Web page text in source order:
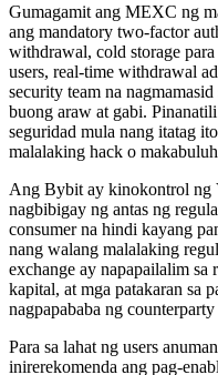
Gumagamit ang MEXC ng
ang mandatory two-factor
withdrawal, cold storage
users, real-time withdrawal
security team na
buong araw at gabi.
seguridad mula nang itatag
malalaking hack o
Ang Bybit ay kinokontrol
nagbibigay ng antas ng
consumer na hindi kayang
nang walang malalaking
exchange ay napapailalim sa
kapital, at mga patakaran sa
nagpapababa ng
Para sa lahat ng users
inirerekomenda ang pag-